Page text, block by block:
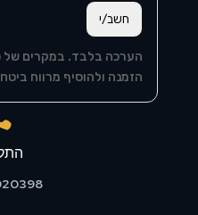
חשב/י
הערכה בלבד. במקרים של
הזמנה ולהוסיף מרווח